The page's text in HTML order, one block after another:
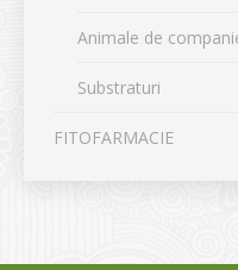
Animale de
Substraturi
FITOFARMACIE